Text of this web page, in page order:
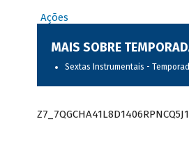
Ações
MAIS SOBRE
Sextas Instrumentais -